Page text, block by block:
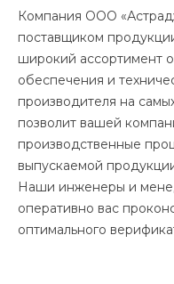
Компания ООО
поставщиком
широкий ассортимент
обеспечения и
производителя на
позволит вашей
производственные
выпускаемой
Наши инженеры и
оперативно вас
оптимального